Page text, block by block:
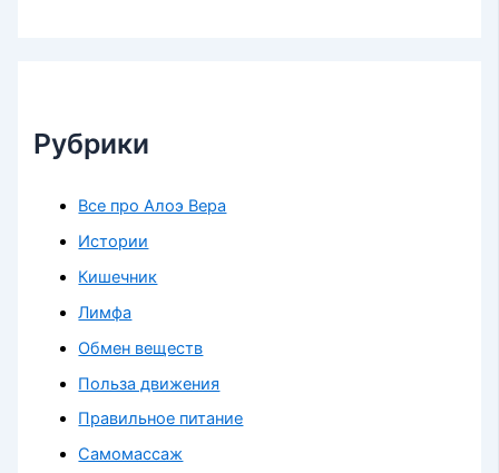
Рубрики
Все про Алоэ Вера
Истории
Кишечник
Лимфа
Обмен веществ
Польза движения
Правильное питание
Самомассаж